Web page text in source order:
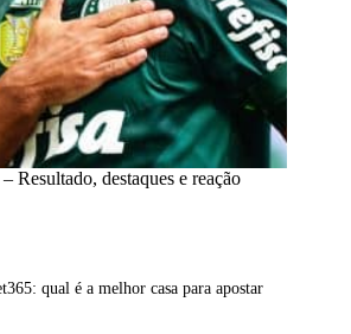
Resultado, destaques e reação
qual é a melhor casa para apostar